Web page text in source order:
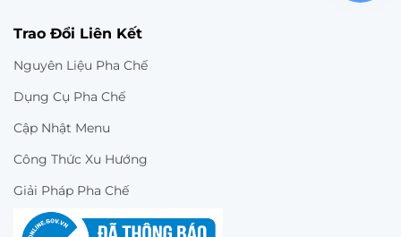
Trao Đổi Liên Kết
Nguyên Liệu Pha Chế
Dụng Cụ Pha Chế
Cập Nhật Menu
Công Thức Xu Hướng
Giải Pháp Pha Chế